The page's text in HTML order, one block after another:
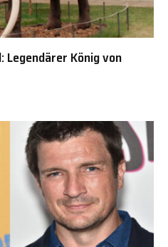
Legendärer König von